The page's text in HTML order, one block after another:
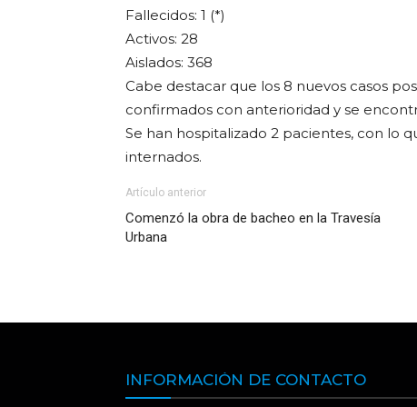
Fallecidos: 1 (*)
Activos: 28
Aislados: 368
Cabe destacar que los 8 nuevos casos
confirmados con anterioridad y se
Se han hospitalizado 2 pacientes, con lo
internados.
Artículo anterior
Comenzó la obra de bacheo en la Travesía
Urbana
INFORMACIÓN DE CONTACTO